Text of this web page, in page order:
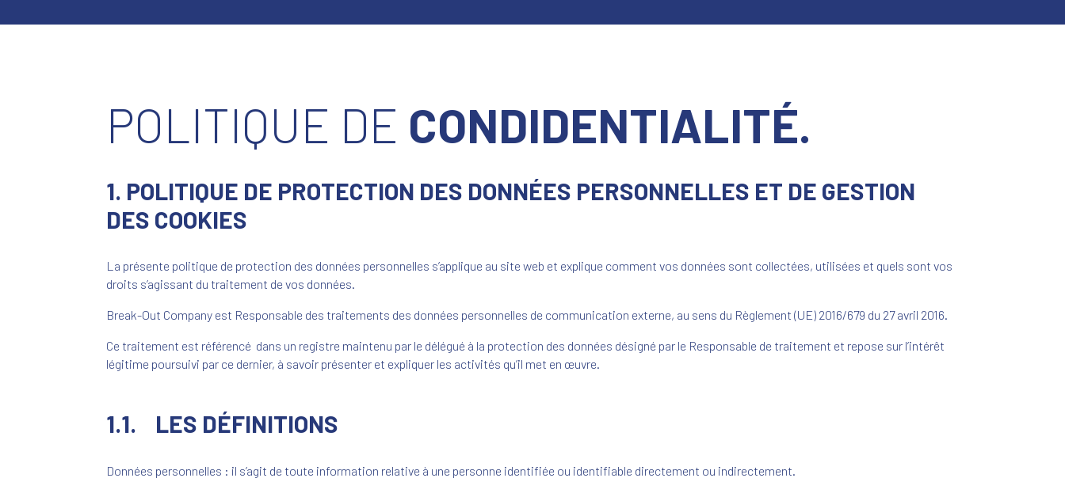
POLITIQUE DE CONDIDENTIALITÉ.
1. POLITIQUE DE PROTECTION DES DONNÉES PERSONNELLES ET DE GESTION
DES COOKIES
La présente politique de protection des données personnelles s’applique au site web et explique comment vos données sont collectées, utilisées et quels sont vos
droits s’agissant du traitement de vos données.
Break-Out Company est Responsable des traitements des données personnelles de communication externe, au sens du Règlement (UE) 2016/679 du 27 avril 2016.
Ce traitement est référencé dans un registre maintenu par le délégué à la protection des données désigné par le Responsable de traitement et repose sur l’intérêt
légitime poursuivi par ce dernier, à savoir présenter et expliquer les activités qu’il met en œuvre.
1.1. LES DÉFINITIONS
Données personnelles : il s’agit de toute information relative à une personne identifiée ou identifiable directement ou indirectement.